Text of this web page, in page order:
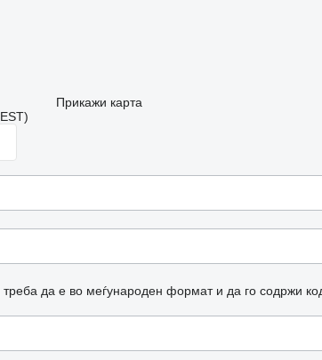
Прикажи карта
треба да е во меѓународен формат и да го содржи